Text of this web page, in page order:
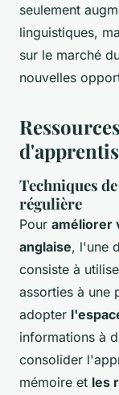
seulement
linguistiques,
sur le marché
nouvelles
Techniques
régulière
Pour améliorer
anglaise, l'une
consiste à
assorties à une
adopter
informations à
consolider
mémoire et les